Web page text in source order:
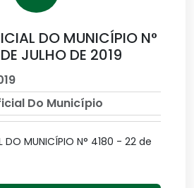
DO MUNICÍPIO N°
JULHO DE 2019
Do Município
DO MUNICÍPIO N° 4180 - 22 de